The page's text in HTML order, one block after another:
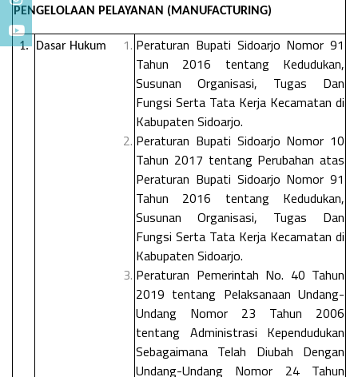
PENGELOLAAN PELAYANAN (MANUFACTURING)
1. Dasar Hukum Peraturan Bupati Sidoarjo Nomor 91
Tahun 2016 tentang Kedudukan,
Susunan Organisasi, Tugas Dan
Fungsi Serta Tata Kerja Kecamatan di
Kabupaten Sidoarjo.
Peraturan Bupati Sidoarjo Nomor 10
Tahun 2017 tentang Perubahan atas
Peraturan Bupati Sidoarjo Nomor 91
Tahun 2016 tentang Kedudukan,
Susunan Organisasi, Tugas Dan
Fungsi Serta Tata Kerja Kecamatan di
Kabupaten Sidoarjo.
Peraturan Pemerintah No. 40 Tahun
2019 tentang Pelaksanaan Undang-
Undang Nomor 23 Tahun 2006
tentang Administrasi Kependudukan
Sebagaimana Telah Diubah Dengan
Undang-Undang Nomor 24 Tahun